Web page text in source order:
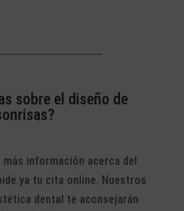
sobre el diseño de
información acerca del
ya tu cita online. Nuestros
dental te aconsejarán